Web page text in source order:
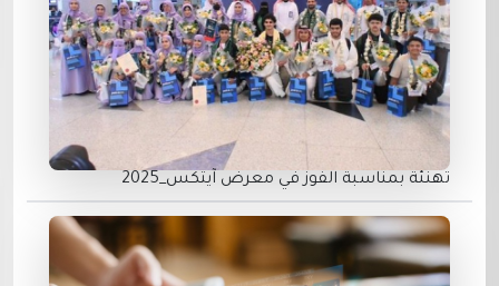
تهنئة بمناسبة الفوز في معرض ⁧آيتكس_2025‬⁩